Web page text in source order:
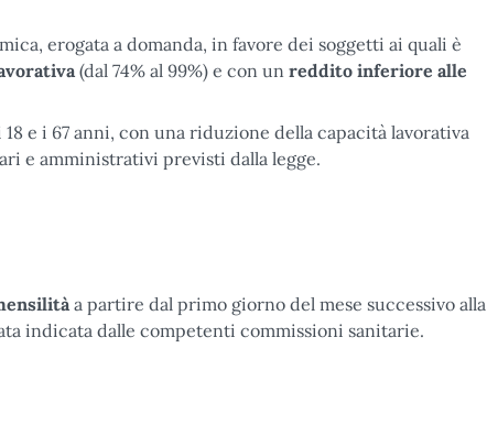
erogata a domanda, in favore dei soggetti ai quali è
(dal 74% al 99%) e con un reddito inferiore alle
e i 67 anni, con una riduzione della capacità lavorativa
e amministrativi previsti dalla legge.
a partire dal primo giorno del mese successivo alla
indicata dalle competenti commissioni sanitarie.